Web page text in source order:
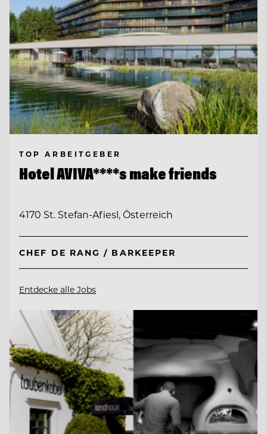
TOP ARBEITGEBER
Hotel AVIVA****s make friends
4170 St. Stefan-Afiesl, Österreich
CHEF DE RANG / BARKEEPER
Entdecke alle Jobs